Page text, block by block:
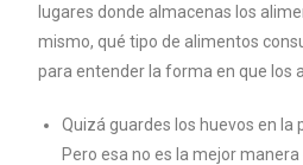
lugares donde almacenas los
mismo, qué tipo de alimentos
para entender la forma en que los
Quizá guardes los huevos en la
Pero esa no es la mejor